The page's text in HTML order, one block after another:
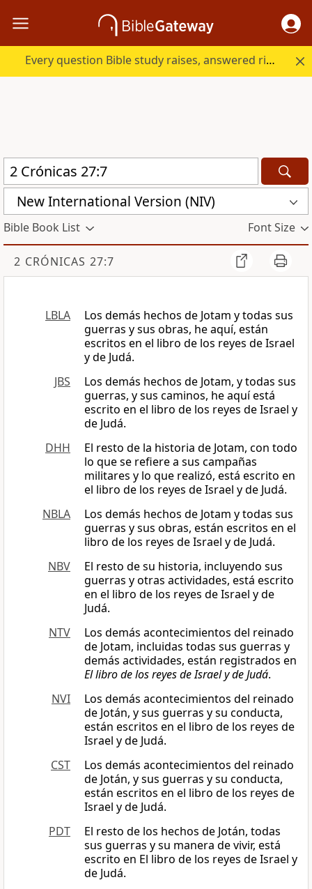
Every question Bible study raises, answered right here.
New International Version (NIV)
Bible Book List Font Size
2 CRÓNICAS 27:7
LBLA
Los demás hechos de Jotam y todas sus
guerras y sus obras, he aquí, están
escritos en el libro de los reyes de Israel
y de Judá.
JBS
Los demás hechos de Jotam, y todas sus
guerras, y sus caminos, he aquí está
escrito en el libro de los reyes de Israel y
de Judá.
DHH
El resto de la historia de Jotam, con todo
lo que se refiere a sus campañas
militares y lo que realizó, está escrito en
el libro de los reyes de Israel y de Judá.
NBLA
Los demás hechos de Jotam y todas sus
guerras y sus obras, están escritos en el
libro de los reyes de Israel y de Judá.
NBV
El resto de su historia, incluyendo sus
guerras y otras actividades, está escrito
en el libro de los reyes de Israel y de
Judá.
NTV
Los demás acontecimientos del reinado
de Jotam, incluidas todas sus guerras y
demás actividades, están registrados en
El libro de los reyes de Israel y de Judá.
NVI
Los demás acontecimientos del reinado
de Jotán, y sus guerras y su conducta,
están escritos en el libro de los reyes de
Israel y de Judá.
CST
Los demás acontecimientos del reinado
de Jotán, y sus guerras y su conducta,
están escritos en el libro de los reyes de
Israel y de Judá.
PDT
El resto de los hechos de Jotán, todas
sus guerras y su manera de vivir, está
escrito en El libro de los reyes de Israel y
de Judá.